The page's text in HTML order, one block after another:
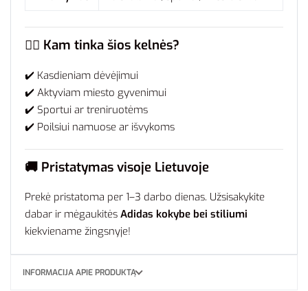
🧍‍♂️ Kam tinka šios kelnės?
✔️ Kasdieniam dėvėjimui
✔️ Aktyviam miesto gyvenimui
✔️ Sportui ar treniruotėms
✔️ Poilsiui namuose ar išvykoms
🚚 Pristatymas visoje Lietuvoje
Prekė pristatoma per 1–3 darbo dienas. Užsisakykite
dabar ir mėgaukitės Adidas kokybe bei stiliumi
kiekviename žingsnyje!
INFORMACIJA APIE PRODUKTĄ